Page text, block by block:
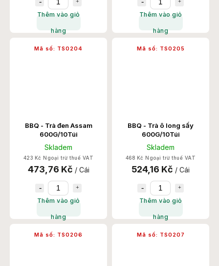
Thêm vào giỏ
hàng
Thêm vào giỏ
hàng
BBQ - Trà đen Assam
600G/10Túi
Skladem
423 Kč Ngoại trừ thuế VAT
473,76 Kč / Cái
Thêm vào giỏ
hàng
Mã số: TS0204
BBQ - Trà ô long sấy
600G/10Túi
Skladem
468 Kč Ngoại trừ thuế VAT
524,16 Kč / Cái
Thêm vào giỏ
hàng
Mã số: TS0205
Mã số: TS0206 Mã số: TS0207